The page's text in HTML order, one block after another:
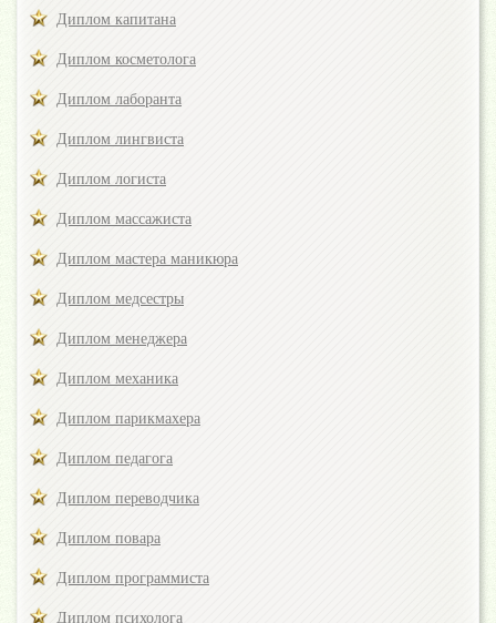
Диплом капитана
Диплом косметолога
Диплом лаборанта
Диплом лингвиста
Диплом логиста
Диплом массажиста
Диплом мастера маникюра
Диплом медсестры
Диплом менеджера
Диплом механика
Диплом парикмахера
Диплом педагога
Диплом переводчика
Диплом повара
Диплом программиста
Диплом психолога